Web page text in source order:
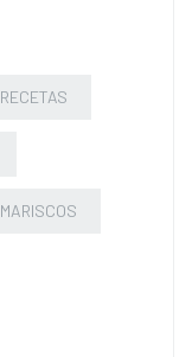
RECETAS
MARISCOS